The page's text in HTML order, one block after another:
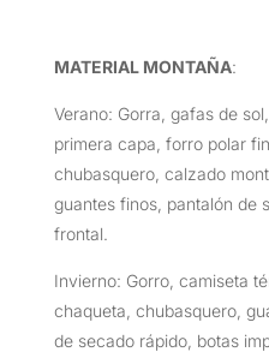
MATERIAL MONTAÑA:
Verano: Gorra, gafas de
primera capa, forro polar
chubasquero, calzado
guantes finos, pantalón de
frontal.
Invierno: Gorro, camiseta
chaqueta, chubasquero,
de secado rápido, botas